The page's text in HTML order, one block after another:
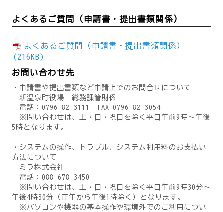
よくあるご質問（申請書・提出書類関係）
よくあるご質問（申請書・提出書類関係）
(216KB)
お問い合わせ先
・申請書や提出書類など申請上でのお問合せについて
新温泉町役場 総務課管財係
電話：0796-82-3111 FAX:0796-82-3054
※問い合わせは、土・日・祝日を除く平日午前9時～午後
5時となります。
・システムの操作、トラブル、システム利用料のお支払い
方法について
ミラ株式会社
電話：088-678-3450
※問い合わせは、土・日・祝日を除く平日午前9時30分～
午後4時30分（正午から午後1時除く）となります。
※パソコンや機器の基本操作や環境外でのご利用につい